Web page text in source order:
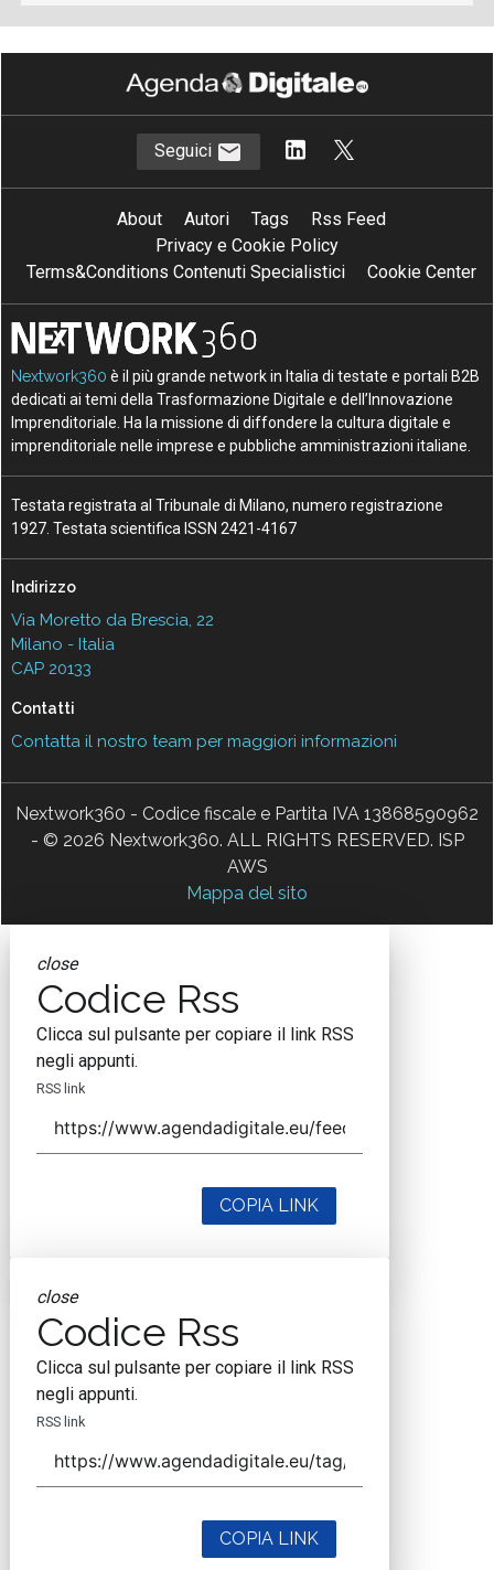
Seguici
About Autori Tags
Rss Feed
Privacy e Cookie Policy
Terms&Conditions Contenuti Specialistici
Cookie Center
Nextwork360 è il più grande network in Italia di testate e portali B2B
dedicati ai temi della Trasformazione Digitale e dell’Innovazione
Imprenditoriale. Ha la missione di diffondere la cultura digitale e
imprenditoriale nelle imprese e pubbliche amministrazioni italiane.
Testata registrata al Tribunale di Milano, numero registrazione
1927. Testata scientifica ISSN 2421-4167
Indirizzo
Via Moretto da Brescia, 22
Milano - Italia
CAP 20133
Contatti
Contatta il nostro team per maggiori informazioni
Nextwork360 - Codice fiscale e Partita IVA 13868590962
- © 2026 Nextwork360. ALL RIGHTS RESERVED. ISP
AWS
Mappa del sito
close
Codice Rss
Clicca sul pulsante per copiare il link RSS
negli appunti.
RSS link
COPIA LINK
close
Codice Rss
Clicca sul pulsante per copiare il link RSS
negli appunti.
RSS link
COPIA LINK